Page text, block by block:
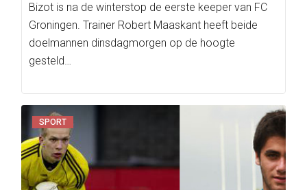
Bizot is na de winterstop de eerste keeper van FC
Groningen. Trainer Robert Maaskant heeft beide
doelmannen dinsdagmorgen op de hoogte
gesteld…
SPORT